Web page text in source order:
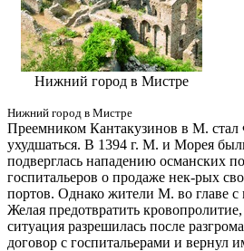
Нижний город в Мистре
Нижний город в Мистре
Преемником Кантакузинов в М. стал
ухудшаться. В 1394 г. М. и Морея
подверглась нападению османских
госпитальеров о продаже нек-рых
портов. Однако жители М. во главе с
Желая предотвратить
ситуация разрешилась после
договор с госпитальерами и